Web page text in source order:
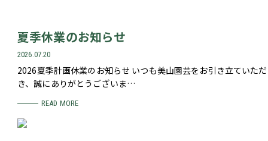
夏季休業のお知らせ
2026.07.20
2026夏季計画休業のお知らせ いつも美山園芸をお引き立ていただ
き、誠にありがとうございま…
READ MORE